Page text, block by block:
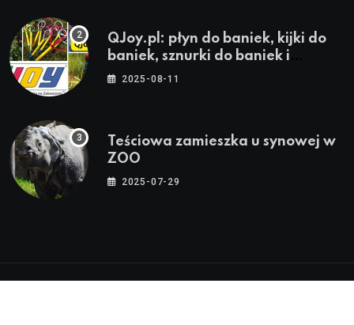
QJoy.pl: płyn do baniek, kijki do
baniek, sznurki do baniek i
zestawy do baniek
2025-08-11
Teściowa zamieszka u synowej w
ZOO
2025-07-29